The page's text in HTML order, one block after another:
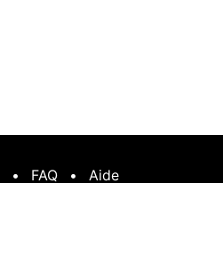
• FAQ • Aide